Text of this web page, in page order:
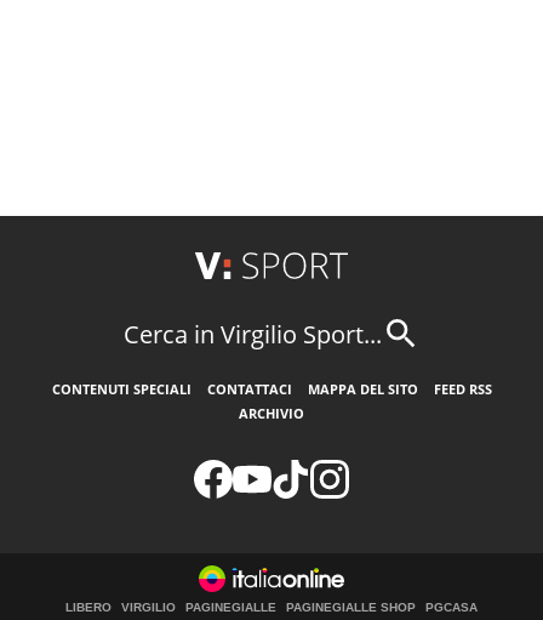
Cerca in Virgilio Sport...
CONTENUTI SPECIALI CONTATTACI MAPPA DEL SITO
FEED RSS
ARCHIVIO
LIBERO VIRGILIO PAGINEGIALLE PAGINEGIALLE SHOP
PGCASA